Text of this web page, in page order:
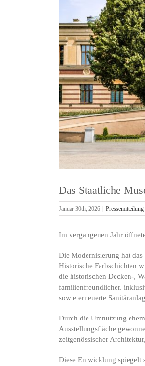
Das Staatliche
Januar 30th, 2026 Pressemitteilung
Im vergangenen Jahr
Die Modernisierung hat
Historische Farbschichten
die historischen Decken-,
familienfreundlicher,
sowie erneuerte
Durch die Umnutzung
Ausstellungsfläche
zeitgenössischer
Diese Entwicklung spiegelt